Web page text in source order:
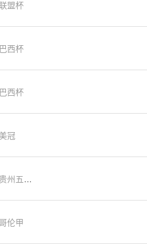
盟杯
巴西杯
巴西杯
美冠
贵州五峰
哥伦甲